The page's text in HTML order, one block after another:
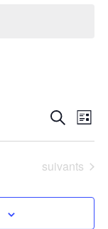
et
de
Recherche
de
Liste
Évènements
suivants